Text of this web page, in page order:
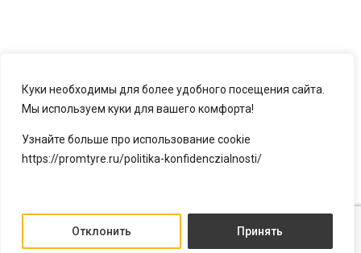
Куки необходимы для более удобного посещения сайта.
Мы используем куки для вашего комфорта!
Узнайте больше про использование cookie
https://promtyre.ru/politika-konfidenczialnosti/
Отклонить Принять